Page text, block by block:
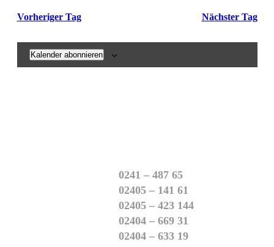
Vorheriger Tag Nächster Tag
Kalender abonnieren
0241 – 487 65
02405 – 141 61
02405 – 423 144
02404 – 669 31
02404 – 633 19